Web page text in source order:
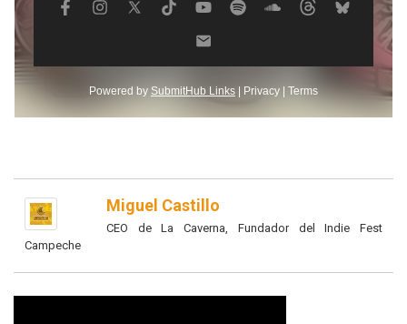
Miguel Castillo
CEO de La Caverna, Fundador del Indie Fest
Campeche